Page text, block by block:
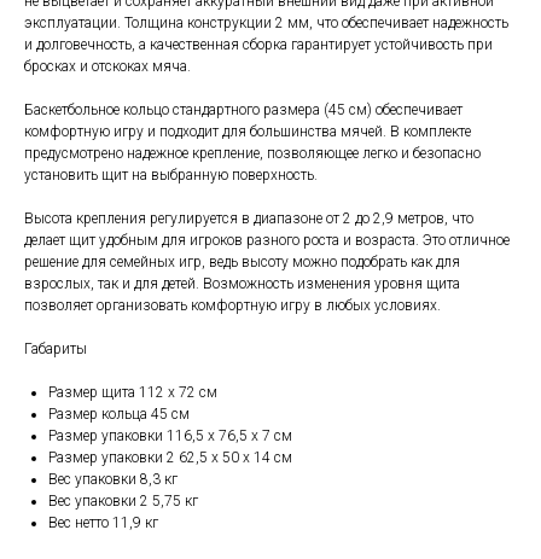
эксплуатации. Толщина конструкции 2 мм, что обеспечивает надежность
и долговечность, а качественная сборка гарантирует устойчивость при
бросках и отскоках мяча.
Баскетбольное кольцо стандартного размера (45 см) обеспечивает
комфортную игру и подходит для большинства мячей. В комплекте
предусмотрено надежное крепление, позволяющее легко и безопасно
установить щит на выбранную поверхность.
Высота крепления регулируется в диапазоне от 2 до 2,9 метров, что
делает щит удобным для игроков разного роста и возраста. Это отличное
решение для семейных игр, ведь высоту можно подобрать как для
взрослых, так и для детей. Возможность изменения уровня щита
позволяет организовать комфортную игру в любых условиях.
Габариты
Размер щита 112 x 72 см
Размер кольца 45 см
Размер упаковки 116,5 х 76,5 х 7 см
Размер упаковки 2 62,5 х 50 х 14 см
Вес упаковки 8,3 кг
Вес упаковки 2 5,75 кг
Вес нетто 11,9 кг